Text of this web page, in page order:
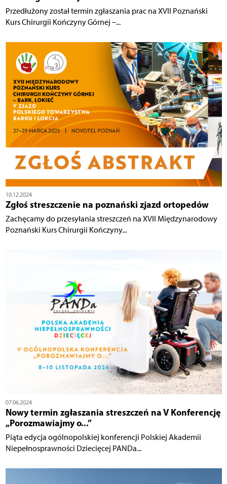
Przedłużony został termin zgłaszania prac na XVII Poznański
Kurs Chirurgii Kończyny Górnej –...
10.12.2024
Zgłoś streszczenie na poznański zjazd ortopedów
Zachęcamy do przesyłania streszczeń na XVII Międzynarodowy
Poznański Kurs Chirurgii Kończyny...
07.06.2024
Nowy termin zgłaszania streszczeń na V Konferencję
„Porozmawiajmy o...”
Piąta edycja ogólnopolskiej konferencji Polskiej Akademii
Niepełnosprawności Dziecięcej PANDa...